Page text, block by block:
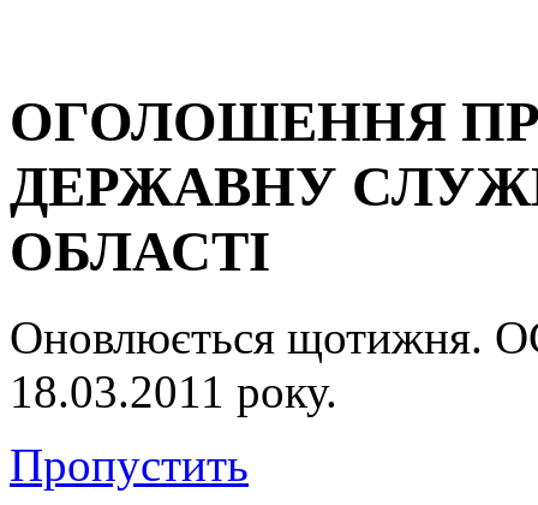
ОГОЛОШЕННЯ
ДЕРЖАВНУ
ОБЛАСТІ
Оновлюється
18.03.2011 року.
Пропустить